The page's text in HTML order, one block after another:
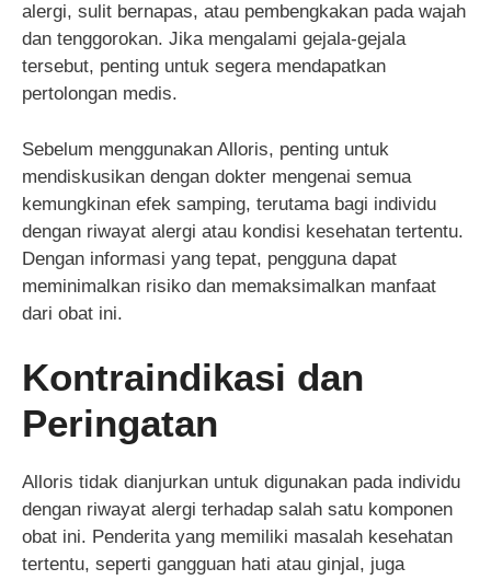
alergi, sulit bernapas, atau pembengkakan pada wajah
dan tenggorokan. Jika mengalami gejala-gejala
tersebut, penting untuk segera mendapatkan
pertolongan medis.
Sebelum menggunakan Alloris, penting untuk
mendiskusikan dengan dokter mengenai semua
kemungkinan efek samping, terutama bagi individu
dengan riwayat alergi atau kondisi kesehatan tertentu.
Dengan informasi yang tepat, pengguna dapat
meminimalkan risiko dan memaksimalkan manfaat
dari obat ini.
Kontraindikasi dan
Peringatan
Alloris tidak dianjurkan untuk digunakan pada individu
dengan riwayat alergi terhadap salah satu komponen
obat ini. Penderita yang memiliki masalah kesehatan
tertentu, seperti gangguan hati atau ginjal, juga